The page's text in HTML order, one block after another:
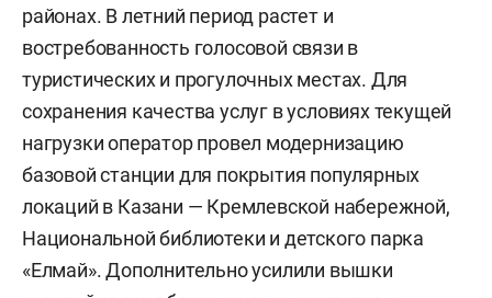
районах. В летний период растет и
востребованность голосовой связи в
туристических и прогулочных местах. Для
сохранения качества услуг в условиях текущей
нагрузки оператор провел модернизацию
базовой станции для покрытия популярных
локаций в Казани — Кремлевской набережной,
Национальной библиотеки и детского парка
«Елмай». Дополнительно усилили вышки